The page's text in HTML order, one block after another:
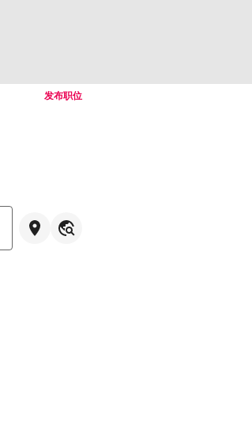
发布职位